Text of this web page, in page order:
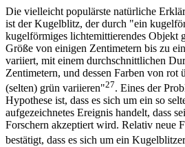
Die vielleicht populärste natürliche
ist der Kugelblitz, der durch "ein
kugelförmiges lichtemittierendes Objekt
Größe von einigen Zentimetern bis zu
variiert, mit einem durchschnittlichen
Zentimetern, und dessen Farben von rot
(selten) grün variieren"27. Eines der
Hypothese ist, dass es sich um ein so
aufgezeichnetes Ereignis handelt, dass
Forschern akzeptiert wird. Relativ neue
bestätigt, dass es sich um ein